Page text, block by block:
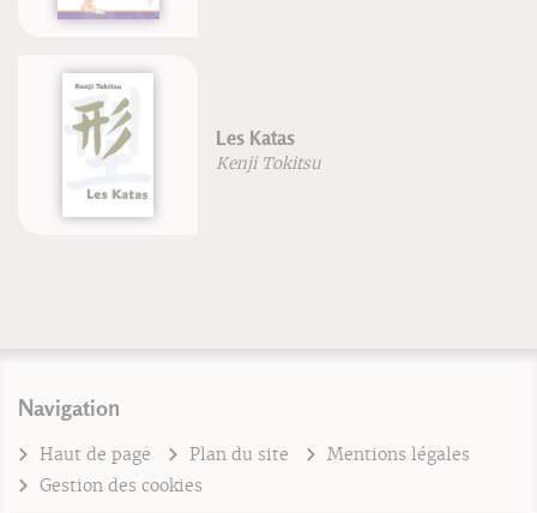
Les Katas
Kenji Tokitsu
Navigation
Haut de page Plan du site
Mentions légales
Gestion des cookies